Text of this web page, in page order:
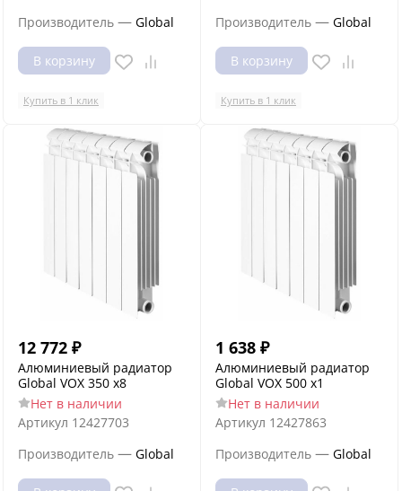
Производитель — Global
В корзину
Купить в 1 клик
Производитель — Global
В корзину
Купить в 1 клик
12 772 ₽
Алюминиевый радиатор
Global VOX 350 x8
Нет в наличии
Артикул 12427703
Производитель — Global
1 638 ₽
Алюминиевый радиатор
Global VOX 500 x1
Нет в наличии
Артикул 12427863
Производитель — Global